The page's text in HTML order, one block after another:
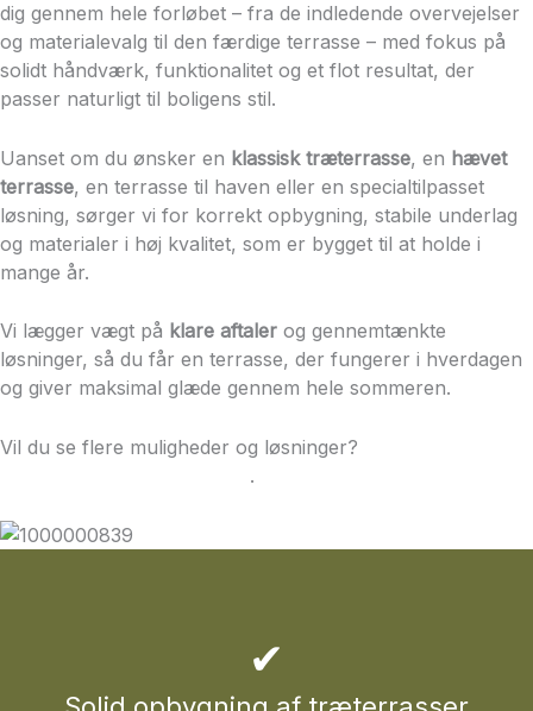
dig gennem hele forløbet – fra de indledende overvejelser
og materialevalg til den færdige terrasse – med fokus på
solidt håndværk, funktionalitet og et flot resultat, der
passer naturligt til boligens stil.
Uanset om du ønsker en klassisk træterrasse, en hævet
terrasse, en terrasse til haven eller en specialtilpasset
løsning, sørger vi for korrekt opbygning, stabile underlag
og materialer i høj kvalitet, som er bygget til at holde i
mange år.
Vi lægger vægt på klare aftaler og gennemtænkte
løsninger, så du får en terrasse, der fungerer i hverdagen
og giver maksimal glæde gennem hele sommeren.
Vil du se flere muligheder og løsninger?
.
✔